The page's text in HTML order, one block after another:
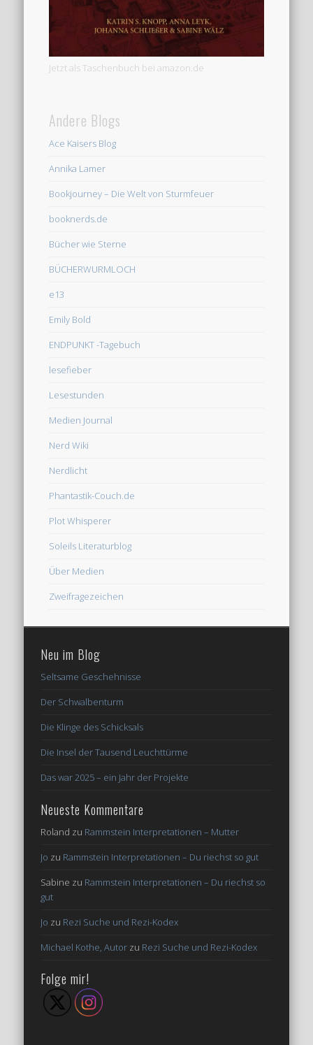
Jetzt als Taschenbuch bei amazon.de
Andere Blogs
Ace Kaisers Blog
Annika Lamer
Bookjourney – Die Welt von Sturmfeuer
booknerds.de
Bücher wie Sterne
BÜCHERWURMLOCH
e13
Emily Bold
ENDPUNKT -Tagebuch
lesefieber
Lesestunden
Medien Journal
Nerd Wiki
Nerdlicht
Phantastik-Couch.de
Plot Whisperer
Soleils Literaturblog
Über Medien
Zweifragezeichen
Neu im Blog
Seltsame Geschehnisse
Der Schwalbenturm
Die Klinge des Schicksals
Die Insel der Tausend Leuchttürme
Das war 2025 – ein Jahr der Projekte
Neueste Kommentare
Roland zu Rammstein Interpretationen – Mutter
Jo zu Rammstein Interpretationen – Du riechst so gut
Sabine zu Rammstein Interpretationen – Du riechst so
gut
Jo zu Rezi Suche und Rezi-Kodex
Michael Kothe, Autor zu Rezi Suche und Rezi-Kodex
Folge mir!